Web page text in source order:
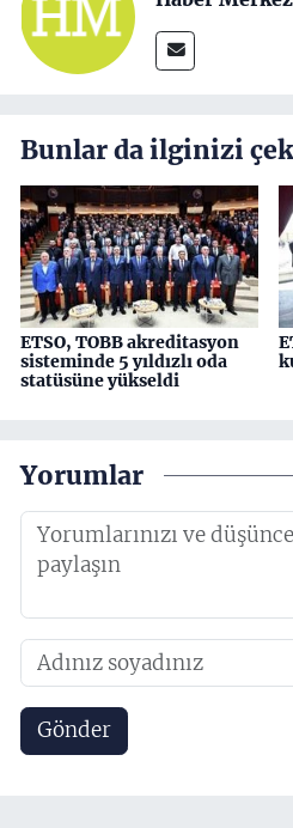
Bunlar da ilginizi
ETSO, TOBB akreditasyon
sisteminde 5 yıldızlı oda
statüsüne yükseldi
Yorumlar
Gönder